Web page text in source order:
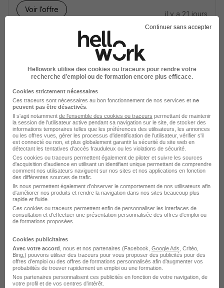
Voir l’offre
il y a 21 jours
sur 1
Élargissez votre recherche de
d'étudechezNaval Group
Entreprise Naval Group
Emploi Technicien bureau d'étude
Entreprise Technicien bureau d'étude
DÉPOSEZ VOTRE CV
Rendez votre CV accessible à l’ensemble des
recruteurs de la CVthèque Hellowork.
Continuer sans accepter
Hellowork utilise des cookies ou traceurs pour rendre votre
recherche d’emploi ou de formation encore plus efficace.
Cookies strictement nécessaires
Ces traceurs sont nécessaires au bon fonctionnement de nos services et ne
peuvent pas être désactivés
Il s'agit notamment de l'ensemble des cookies ou traceurs permettant de maintenir
la session de l'utilisateur active pendant sa navigation sur le site, de stocker des
informations temporaires telles que les préférences des utilisateurs, les annonces
ou les offres vues, gérer les processus d'identification de l'utilisateur, vérifier s'il
est connecté ou non, et plus globalement garantir la sécurité du site web en
détectant les tentatives d'accès frauduleux ou les violations de sécurité.
Ces cookies ou traceurs permettent également de piloter et suivre les sources
d'acquisition d'audience en utilisant un identifiant unique permettant de comprendre
comment nos utilisateurs naviguent sur nos sites et nos applications en fonction
des différentes sources de trafic.
Ils nous permettent également d’observer le comportement de nos utilisateurs afin
d'améliorer nos produits et rendre la navigation dans nos sites beaucoup plus
rapide et fluide.
Ces cookies ou traceurs permettent enfin de personnaliser les interfaces de
consultation et d'effectuer une présentation personnalisée des offres d'emploi ou
de formations proposées.
Cookies publicitaires
Avec votre accord , nous et nos partenaires (Facebook, Google Ads , Critéo,
Bing,) pouvons utiliser des traceurs pour vous proposer des publicités pour des
offres d’emploi ou des offres de formations personnalisés afin d’augmenter vos
probabilités de trouver rapidement un emploi ou une formation.
Nos partenaires personnalisent ces publicités en fonction de votre navigation, de
votre profil et de vos centres d’intérêt.